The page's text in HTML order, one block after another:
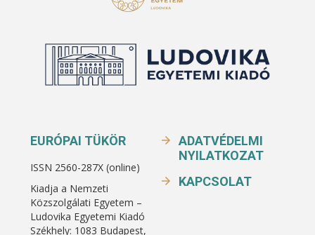
EURÓPAI TÜKÖR
ISSN 2560-287X (online)
Kiadja a Nemzeti
Közszolgálati Egyetem –
Ludovika Egyetemi Kiadó
Székhely: 1083 Budapest,
ADATVÉDELMI
NYILATKOZAT
KAPCSOLAT